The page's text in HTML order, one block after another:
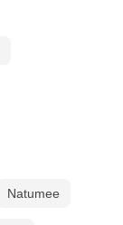
Natumee